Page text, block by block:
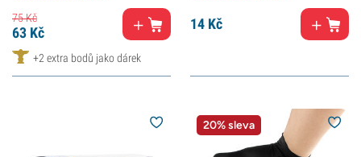
75Kč
63 Kč
+2 extra bodů jako dárek
14 Kč
20% sleva